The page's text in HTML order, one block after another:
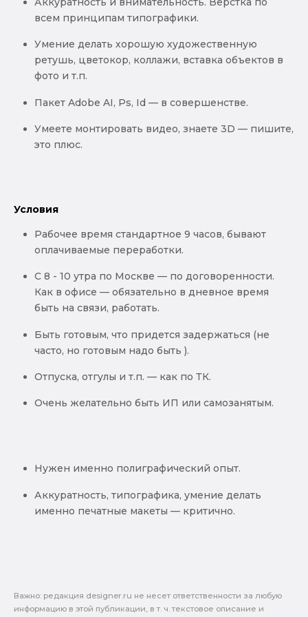
всем принципам типографики.
Умение делать хорошую художественную
ретушь, цветокор, коллажи, вставка объектов в
фото и т.п.
Пакет Adobe AI, Ps, Id — в совершенстве.
Умеете монтировать видео, знаете 3D — пишите,
это плюс.
Условия
Рабочее время стандартное 9 часов, бывают
оплачиваемые переработки.
С 8 - 10 утра по Москве — по договоренности.
Как в офисе — обязательно в дневное время
быть на связи, работать.
Быть готовым, что придется задержаться (не
часто, но готовым надо быть ).
Отпуска, отгулы и т.п. — как по ТК.
Очень желательно быть ИП или самозанятым.
Нужен именно полиграфический опыт.
Аккуратность, типографика, умение делать
именно печатные макеты — критично.
Важно: pедакция designer.ru не несет ответственности за любую
информацию в этой публикации, в т. ч. текстовое описание и